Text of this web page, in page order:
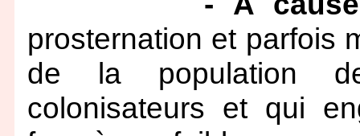
prosternation et parfois
de la population
colonisateurs et qui